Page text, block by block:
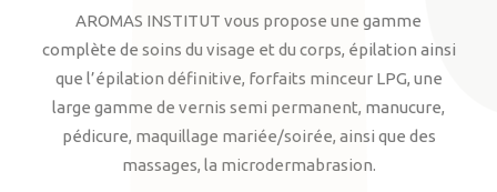
AROMAS INSTITUT vous propose une gamme
complète de soins du visage et du corps, épilation ainsi
que l’épilation définitive, forfaits minceur LPG, une
large gamme de vernis semi permanent, manucure,
pédicure, maquillage mariée/soirée, ainsi que des
massages, la microdermabrasion.